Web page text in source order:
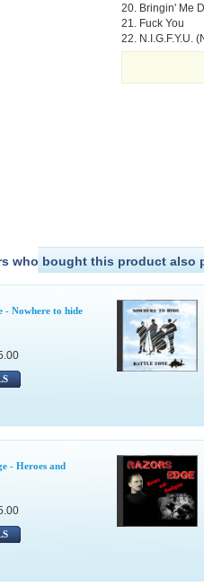
20. Bringin' Me
21. Fuck You
22. N.I.G.F.Y.U.
who bought this product also
- Nowhere to hide
- Heroes and